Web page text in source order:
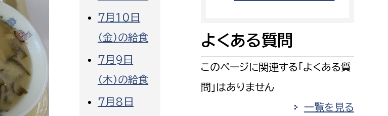
消防課
警防第1課
選挙管理委員会事務局
7月10日
（金）の給食
7月9日
（木）の給食
7月8日
よくある質問
このページに関連する「よくある質
問」はありません
一覧を見る